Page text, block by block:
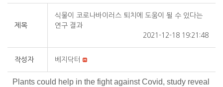
제목
식물이 코로나바이러스 퇴치에 도움이 될 수 있다는
연구 결과
2021-12-18 19:21:48
작성자 베지닥터
Plants could help in the fight against Covid, study reveal